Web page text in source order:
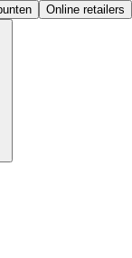
Online retailers